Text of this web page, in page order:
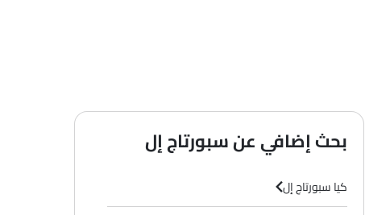
بحث إضافي عن سبورتاج إل
كيا سبورتاج إل